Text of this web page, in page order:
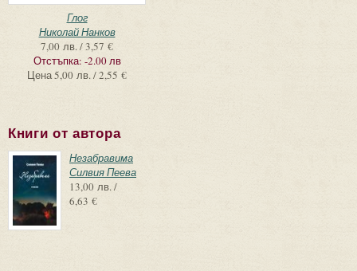
Глог
Николай Нанков
7,00 лв. / 3,57 €
Отстъпка: -2.00 лв
Цена5,00 лв. / 2,55 €
Книги от автора
Незабравима
Силвия Пеева
13,00 лв. /
6,63 €